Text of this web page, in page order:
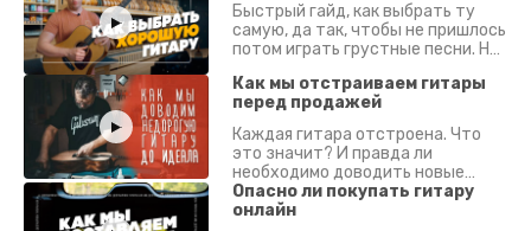
Быстрый гайд, как выбрать ту
самую, да так, чтобы не пришлось
потом играть грустные песни. На
Как мы отстраиваем гитары
перед продажей
Каждая гитара отстроена. Что
это значит? И правда ли
необходимо доводить новые
гитары? Если кратко - да.
Подробно - в видео :)
Опасно ли покупать гитару
онлайн